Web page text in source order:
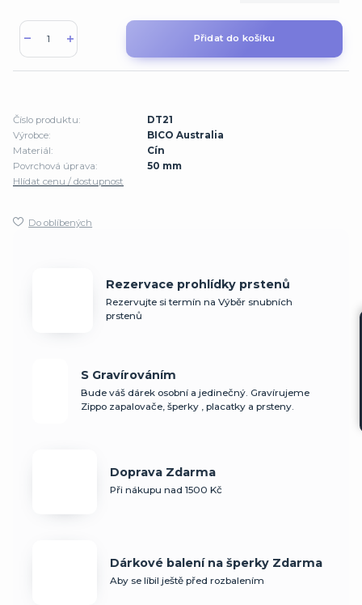
Přidat do košíku
Číslo produktu:
DT21
Výrobce:
BICO Australia
Materiál:
Cín
Povrchová úprava:
50 mm
Hlídat cenu / dostupnost
Do oblíbených
Rezervace prohlídky prstenů
Rezervujte si termín na Výběr snubních
prstenů
S Gravírováním
Bude váš dárek osobní a jedinečný. Gravírujeme
Zippo zapalovače, šperky , placatky a prsteny.
Doprava Zdarma
Při nákupu nad 1500 Kč
Dárkové balení na šperky Zdarma
Aby se líbil ještě před rozbalením